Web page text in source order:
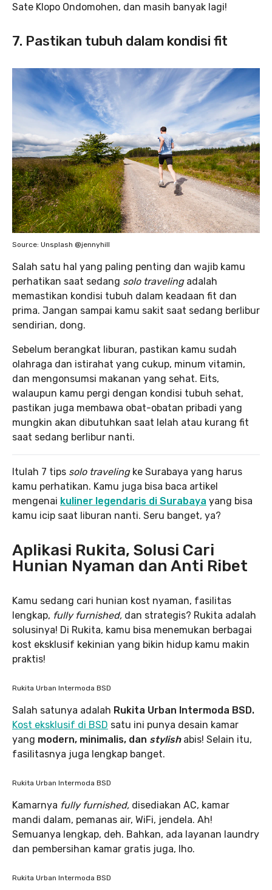
Sate Klopo Ondomohen, dan masih banyak lagi!
7. Pastikan tubuh dalam kondisi fit
Source: Unsplash @jennyhill
Salah satu hal yang paling penting dan wajib kamu
perhatikan saat sedang solo traveling adalah
memastikan kondisi tubuh dalam keadaan fit dan
prima. Jangan sampai kamu sakit saat sedang berlibur
sendirian, dong.
Sebelum berangkat liburan, pastikan kamu sudah
olahraga dan istirahat yang cukup, minum vitamin,
dan mengonsumsi makanan yang sehat. Eits,
walaupun kamu pergi dengan kondisi tubuh sehat,
pastikan juga membawa obat-obatan pribadi yang
mungkin akan dibutuhkan saat lelah atau kurang fit
saat sedang berlibur nanti.
Itulah 7 tips solo traveling ke Surabaya yang harus
kamu perhatikan. Kamu juga bisa baca artikel
mengenai kuliner legendaris di Surabaya yang bisa
kamu icip saat liburan nanti. Seru banget, ya?
Aplikasi Rukita, Solusi Cari
Hunian Nyaman dan Anti Ribet
Kamu sedang cari hunian kost nyaman, fasilitas
lengkap, fully furnished, dan strategis? Rukita adalah
solusinya! Di Rukita, kamu bisa menemukan berbagai
kost eksklusif kekinian yang bikin hidup kamu makin
praktis!
Rukita Urban Intermoda BSD
Salah satunya adalah Rukita Urban Intermoda BSD.
Kost eksklusif di BSD satu ini punya desain kamar
yang modern, minimalis, dan stylish abis! Selain itu,
fasilitasnya juga lengkap banget.
Rukita Urban Intermoda BSD
Kamarnya fully furnished, disediakan AC, kamar
mandi dalam, pemanas air, WiFi, jendela. Ah!
Semuanya lengkap, deh. Bahkan, ada layanan laundry
dan pembersihan kamar gratis juga, lho.
Rukita Urban Intermoda BSD